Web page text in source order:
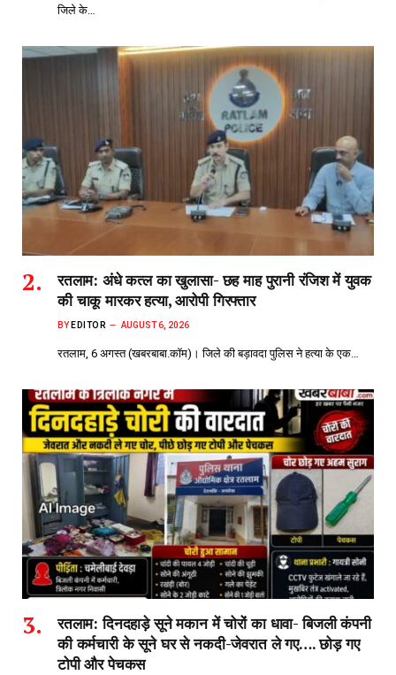
जिले के…
रतलाम: अंधे कत्ल का खुलासा- छह माह पुरानी रंजिश में युवक
की चाकू मारकर हत्या, आरोपी गिरफ्तार
BY EDITOR AUGUST 6, 2026
रतलाम, 6 अगस्त (खबरबाबा.कॉम)। जिले की बड़ावदा पुलिस ने हत्या के एक…
रतलाम: दिनदहाड़े सूने मकान में चोरों का धावा- बिजली कंपनी
की कर्मचारी के सूने घर से नकदी-जेवरात ले गए…. छोड़ गए
टोपी और पेचकस